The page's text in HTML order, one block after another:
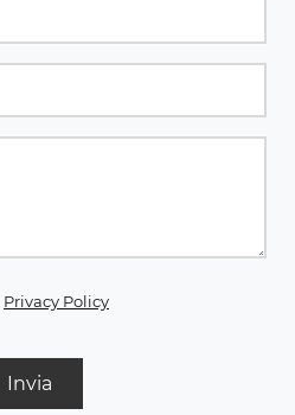
Privacy Policy
Invia